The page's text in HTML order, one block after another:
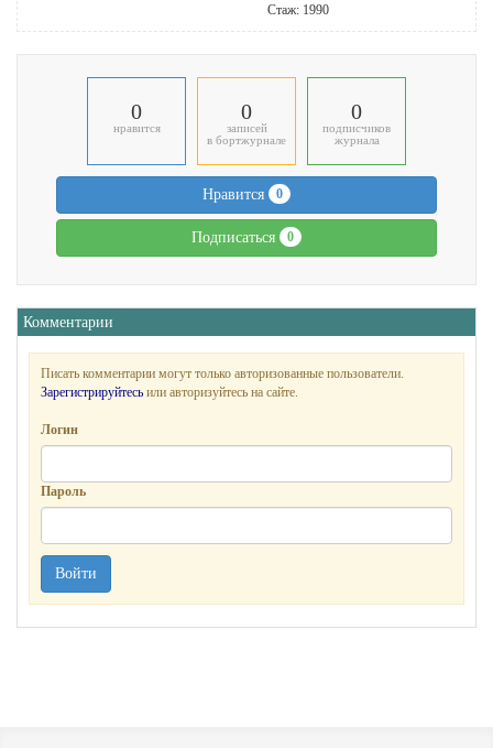
Стаж: 1990
0
нравится
0
записей
в бортжурнале
0
подписчиков
журнала
Нравится 0
Подписаться 0
Комментарии
Писать комментарии могут только авторизованные пользователи.
Зарегистрируйтесь или авторизуйтесь на сайте.
Логин
Пароль